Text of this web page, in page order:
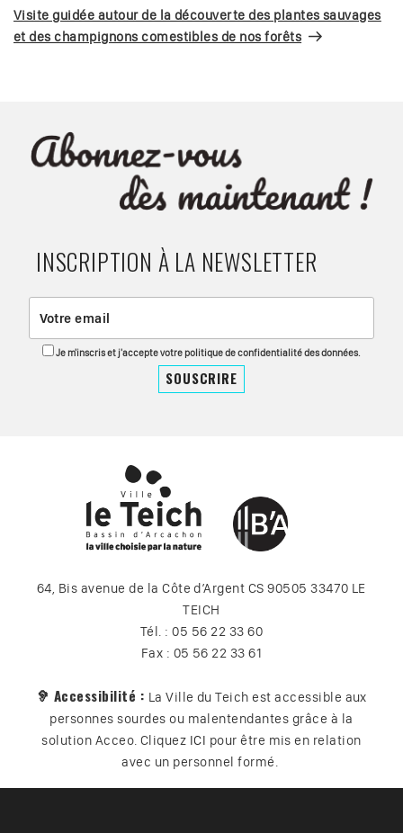
suivant
Visite guidée autour de la découverte des plantes sauvages
et des champignons comestibles de nos forêts
INSCRIPTION À LA NEWSLETTER
Je m'inscris et j'accepte votre politique de confidentialité des données.
64, Bis avenue de la Côte d’Argent CS 90505 33470 LE
TEICH
Tél. : 05 56 22 33 60
Fax : 05 56 22 33 61
🦻 Accessibilité : La Ville du Teich est accessible aux
personnes sourdes ou malentendantes grâce à la
solution Acceo. Cliquez ICI pour être mis en relation
avec un personnel formé.